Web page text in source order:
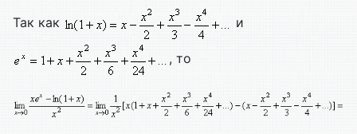
Так как и
, то